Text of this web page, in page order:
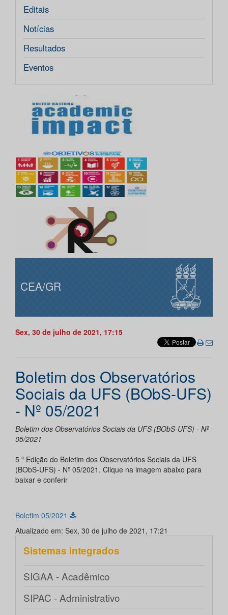
Editais
Notícias
Resultados
Eventos
CEA/GR
Sex, 30 de julho de 2021, 17:15
Boletim dos Observatórios
Sociais da UFS (BObS-UFS)
- Nº 05/2021
Boletim dos Observatórios Sociais da UFS (BObS-UFS) - Nº
05/2021
5 ª Edição do Boletim dos Observatórios Sociais da UFS
(BObS-UFS) - Nº 05/2021. Clique na imagem abaixo para
baixar e conferir
Boletim 05/2021
Atualizado em: Sex, 30 de julho de 2021, 17:21
Sistemas integrados
SIGAA - Acadêmico
SIPAC - Administrativo